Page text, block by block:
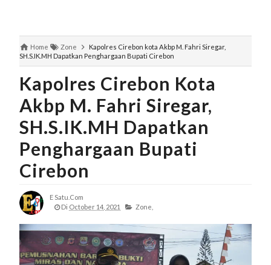
Home Zone
Kapolres Cirebon kota Akbp M. Fahri Siregar,
SH.S.IK.MH Dapatkan Penghargaan Bupati Cirebon
Kapolres Cirebon Kota
Akbp M. Fahri Siregar,
SH.S.IK.MH Dapatkan
Penghargaan Bupati
Cirebon
E Satu.com
Di October 14, 2021 Zone,